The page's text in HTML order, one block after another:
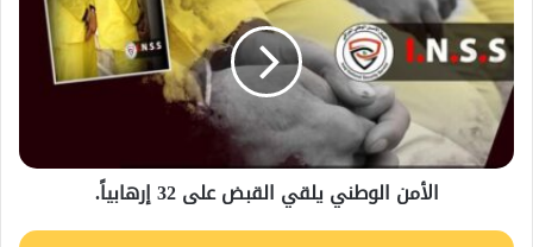
الأمن الوطني يلقي القبض على 32 إرهابياً.